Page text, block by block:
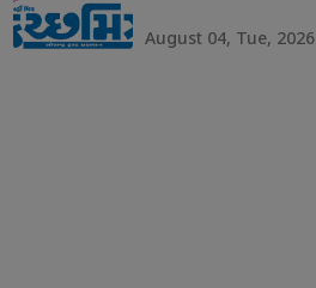
August 04, Tue, 2026